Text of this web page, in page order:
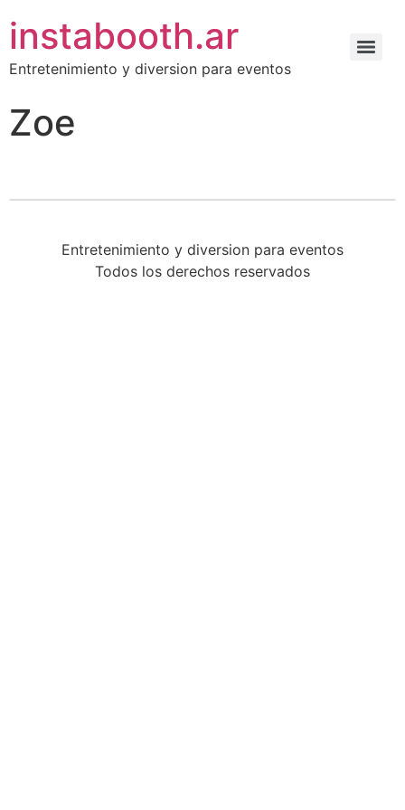
instabooth.ar
Entretenimiento y diversion para eventos
Zoe
Entretenimiento y diversion para eventos
Todos los derechos reservados